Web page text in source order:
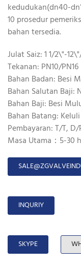
kedudukan(dn40-
10 prosedur
bahan tersedia.
Julat Saiz: 1 1/2\"-
Tekanan: PN10/PN16
Bahan Badan: Besi
Bahan Salutan Baji:
Bahan Baji: Besi
Bahan Batang:
Pembayaran: T/T,
Masa Utama：5-30
INQURIY
SKYPE